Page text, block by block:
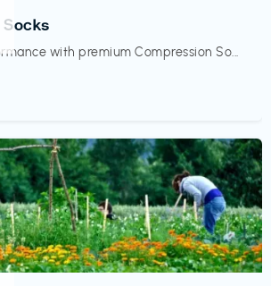
Socks
with premium Compression So...